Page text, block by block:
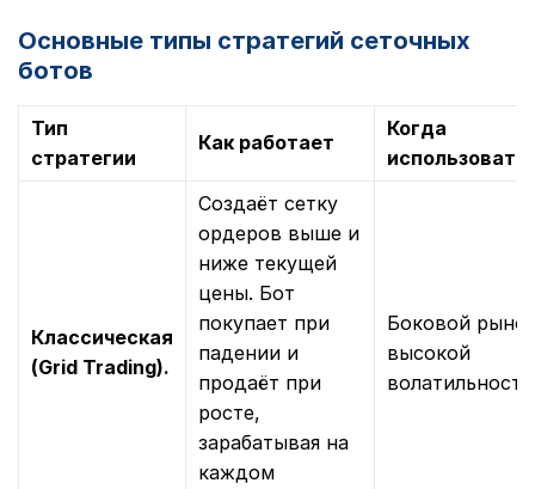
Основные типы стратегий сеточных
ботов
Тип
стратегии
Как работает
Когда
использовать
Классическая
(Grid Trading).
Создаёт сетку
ордеров выше и
ниже текущей
цены. Бот
покупает при
падении и
продаёт при
росте,
зарабатывая на
каждом
Боковой
высокой